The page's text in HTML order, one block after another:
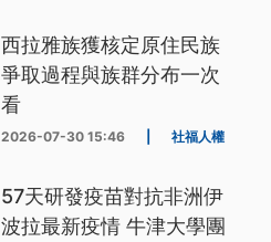
西拉雅族獲核定原住民族
爭取過程與族群分布一次
看
2026-07-30 15:46 社福人權
57天研發疫苗對抗非洲伊
波拉最新疫情 牛津大學團